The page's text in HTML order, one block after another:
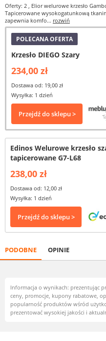
Oferty: 2 , Elior welurowe krzesło
Tapicerowane wysokogatunkową
zapewnia komfo... rozwiń
POLECANA OFERTA
Krzesło DIEGO Szary
234,00 zł
Dostawa od: 19,00 zł
Wysyłka: 1 dzień
Przejdź do sklepu >
Edinos Welurowe krzesło
tapicerowane G7-L68
238,00 zł
Dostawa od: 12,00 zł
Wysyłka: 1 dzień
Przejdź do sklepu >
PODOBNE OPINIE
Informacja o wynikach: prezentując
ceny, promocje, kupony rabatowe,
popularność produktów wśród
prezentować wysokiej jakości i